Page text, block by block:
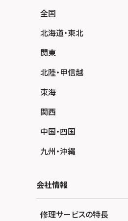
全国
北海道・東北
スマホスピタル大丸札幌
関東
スマホスピタル宇都宮
スマホスピタル 高崎
スマホスピタル鴻巣
スマホスピタル テルル
スマホスピタル 熊谷
スマホスピタル埼玉大宮
スマホスピタル テル
北陸・甲信越
スマホスピタルアル・プ
スマホスピタル 北陸総
スマホスピタル 長野
東海
スマホスピタル岐阜
スマホスピタル 浜松
スマホスピタル静岡パ
スマホスピタル名古屋
関西
スマホスピタル 大阪梅
スマホスピタル by デ
スマホスピタル京橋
スマホスピタル by デ
スマホスピタル難波
中国・四国
スマホスピタル 松江
スマホスピタル高松
九州・沖縄
もち
スマホスピタル 香椎
スマホスピタル福岡天神
会社情報
修理サービスの特長